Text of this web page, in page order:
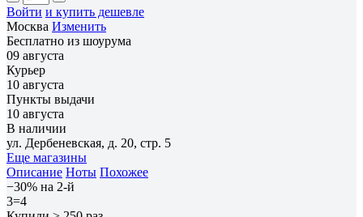
Войти и купить дешевле
Москва Изменить
Бесплатно из шоурума
09 августа
Курьер
10 августа
Пункты выдачи
10 августа
В наличии
ул. Дербеневская, д. 20, стр. 5
Еще магазины
Описание Ноты Похожее
−30% на 2-й
3=4